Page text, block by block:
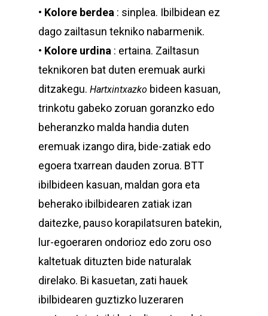
• Kolore berdea : sinplea. Ibilbidean ez
dago zailtasun tekniko nabarmenik.
• Kolore urdina : ertaina. Zailtasun
teknikoren bat duten eremuak aurki
ditzakegu. Hartxintxazko bideen kasuan,
trinkotu gabeko zoruan goranzko edo
beheranzko malda handia duten
eremuak izango dira, bide-zatiak edo
egoera txarrean dauden zorua. BTT
ibilbideen kasuan, maldan gora eta
beherako ibilbidearen zatiak izan
daitezke, pauso korapilatsuren batekin,
lur-egoeraren ondorioz edo zoru oso
kaltetuak dituzten bide naturalak
direlako. Bi kasuetan, zati hauek
ibilbidearen guztizko luzeraren